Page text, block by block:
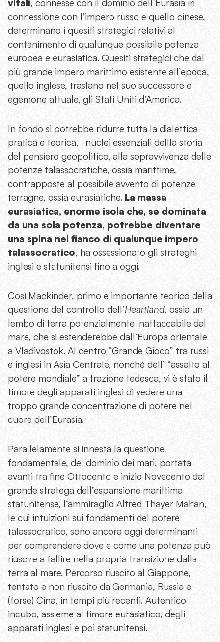
vitali, connesse con il dominio dell’Eurasia in
connessione con l’impero russo e quello cinese,
determinano i quesiti strategici relativi al
contenimento di qualunque possibile potenza
europea e eurasiatica. Quesiti strategici che dal
più grande impero marittimo esistente all’epoca,
quello inglese, traslano nel suo successore e
egemone attuale, gli Stati Uniti d’America.
In fondo si potrebbe ridurre tutta la dialettica
pratica e teorica, i nuclei essenziali dellla storia
del pensiero geopolitico, alla sopravvivenza delle
potenze talassocratiche, ossia marittime,
contrapposte al possibile avvento di potenze
terragne, ossia eurasiatiche. La massa
eurasiatica, enorme isola che, se dominata
da una sola potenza, potrebbe diventare
una spina nel fianco di qualunque impero
talassocratico, ha ossessionato gli strateghi
inglesi e statunitensi fino a oggi.
Così Mackinder, primo e importante teorico della
questione del controllo dell’Heartland, ossia un
lembo di terra potenzialmente inattaccabile dal
mare, che si estenderebbe dall’Europa orientale
a Vladivostok. Al centro “Grande Gioco” tra russi
e inglesi in Asia Centrale, nonché dell’ “assalto al
potere mondiale” a trazione tedesca, vi è stato il
timore degli apparati inglesi di vedere una
troppo grande concentrazione di potere nel
cuore dell’Eurasia.
Parallelamente si innesta la questione,
fondamentale, del dominio dei mari, portata
avanti tra fine Ottocento e inizio Novecento dal
grande stratega dell’espansione marittima
statunitense, l’ammiraglio Alfred Thayer Mahan,
le cui intuizioni sui fondamenti del potere
talassocratico, sono ancora oggi determinanti
per comprendere dove e come una potenza può
riuscire a fallire nella propria transizione dalla
terra al mare. Percorso riuscito al Giappone,
tentato e non riuscito da Germania, Russia e
(forse) Cina, in tempi più recenti. Autentico
incubo, assieme al timore eurasiatico, degli
apparati inglesi e poi statunitensi.